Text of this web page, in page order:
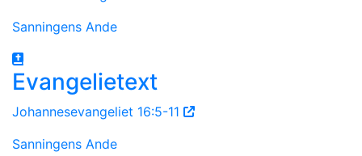
Sanningens Ande
Evangelietext
Johannesevangeliet 16:5-11
Sanningens Ande